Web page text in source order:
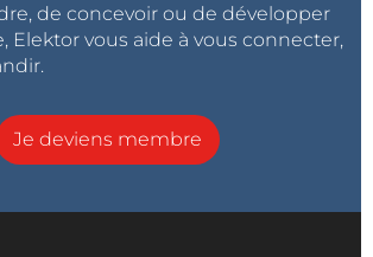
de concevoir ou de développer
Elektor vous aide à vous connecter,
Je deviens membre